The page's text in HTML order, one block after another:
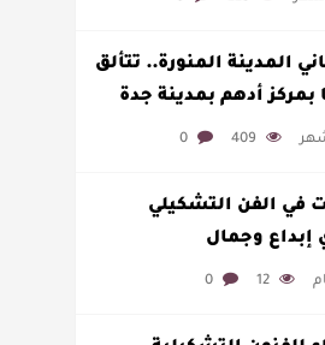
المدينة المنورة.. تتألق
أدهم بمدينة جدة
409
0
في الفن التشكيلي
إبداع وجمال
12
0